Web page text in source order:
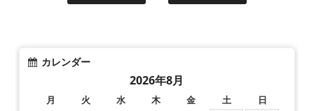
カレンダー
2026年8月
月 火 水 木 金 土 日